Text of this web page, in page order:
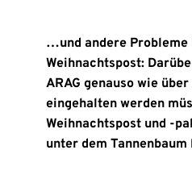
…und andere Probleme
Weihnachtspost:
ARAG genauso wie
eingehalten werden
Weihnachtspost und -
unter dem Tannenbaum